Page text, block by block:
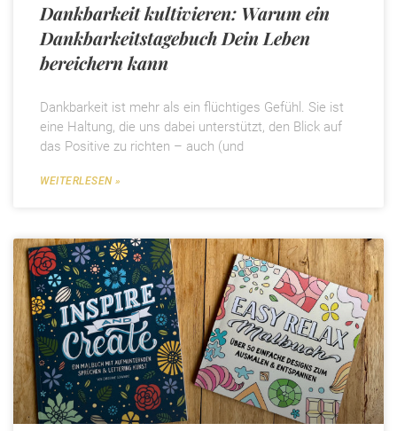
Dankbarkeit kultivieren: Warum ein
Dankbarkeitstagebuch Dein Leben
bereichern kann
Dankbarkeit ist mehr als ein flüchtiges Gefühl. Sie ist
eine Haltung, die uns dabei unterstützt, den Blick auf
das Positive zu richten – auch (und
WEITERLESEN »